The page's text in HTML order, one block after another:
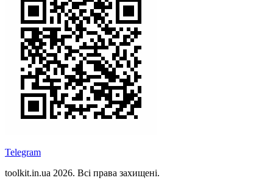
Telegram
toolkit.in.ua 2026. Всі права захищені.